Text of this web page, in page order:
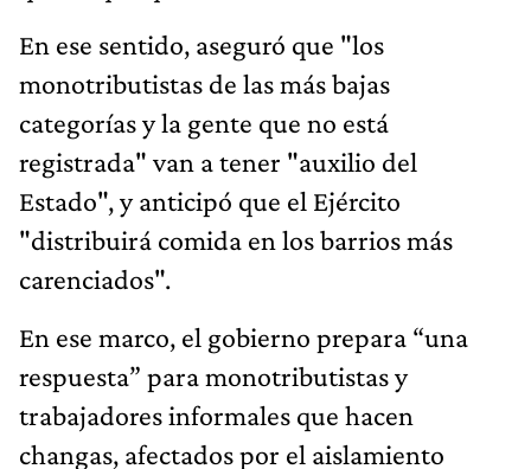
En ese sentido, aseguró que "los
monotributistas de las más bajas
categorías y la gente que no está
registrada" van a tener "auxilio del
Estado", y anticipó que el Ejército
"distribuirá comida en los barrios más
carenciados".
En ese marco, el gobierno prepara “una
respuesta” para monotributistas y
trabajadores informales que hacen
changas, afectados por el aislamiento